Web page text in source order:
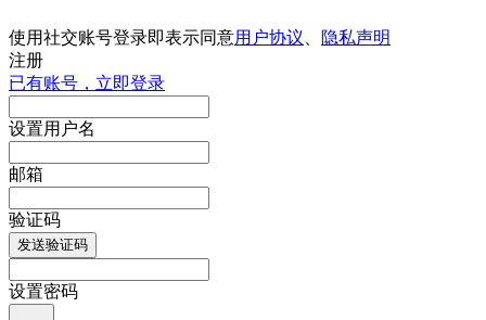
使用社交账号登录即表示同意用户协议
隐私声明
注册
已有账号，立即登录
设置用户名
邮箱
验证码
发送验证码
设置密码